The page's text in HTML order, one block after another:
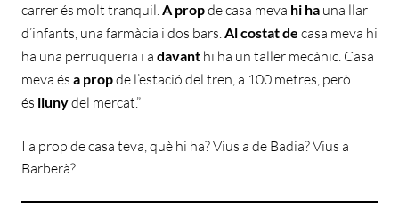
carrer és molt tranquil.A propde casa meva hi ha una llar
d’infants, una farmàcia i dos bars.Al costat de casa meva hi
ha una perruqueria i a davant hi ha un taller mecànic. Casa
meva és a propde l’estació del tren, a 100 metres, però
és llunydel mercat.”
I a prop de casa teva, què hi ha? Vius a de Badia? Vius a
Barberà?